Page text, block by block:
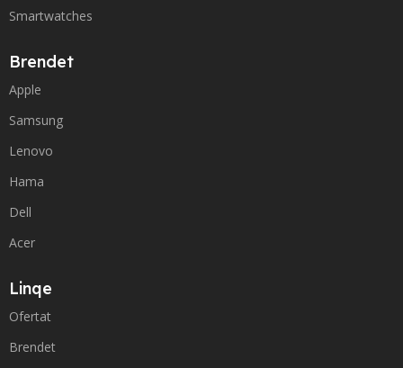
Smartwatches
Brendet
Apple
Samsung
Lenovo
Hama
Dell
Acer
Linqe
Ofertat
Brendet